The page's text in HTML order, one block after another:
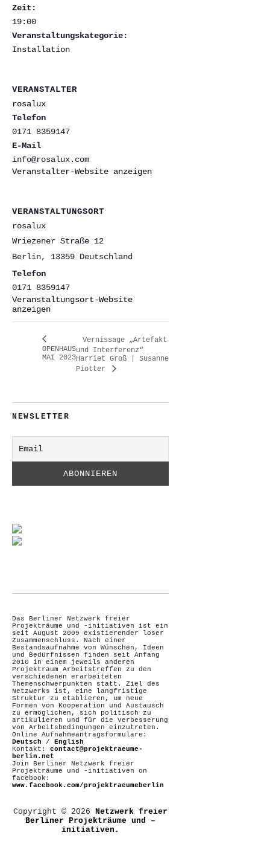
Zeit:
19:00
Veranstaltungskategorie:
Installation
VERANSTALTUNGSORT
rosalux
Wriezener Straße 12
Berlin, 13359 Deutschland
Telefon
0171 8359147
Veranstaltungsort-Website
anzeigen
VERANSTALTER
rosalux
Telefon
0171 8359147
E-Mail
info@rosalux.com
Veranstalter-Website anzeigen
OPENHAUS
MAI 2023
Vernissage „Artefakt
und Interferenz“
Harriet Groß | Susanne
Piotter
NEWSLETTER
Das Berliner Netzwerk freier
Projekträume und -initiativen ist ein
seit August 2009 existierender loser
Zusammenschluss. Nach einer
Bestandsaufnahme von Wünschen, Ideen
und Bedürfnissen finden seit Anfang
2010 in einem jeweils anderen
Projektraum Arbeitstreffen zu den
verschiedenen erarbeiteten
Themenschwerpunkten statt. Ziel des
Netzwerks ist, eine langfristige
Struktur zu etablieren, um neue
Formen von Kooperation und Austausch
zu ermöglichen, sich politisch zu
artikulieren und für die Verbesserung
von Arbeitsbedingungen einzutreten.
Online Aufnahmeantragsformulare:
Deutsch / English
Kontakt: contact@projektraeume-
berlin.net
Join Berliner Netzwerk freier
Projekträume und -initiativen on
facebook:
www.facebook.com/projektraeumeberlin
Copyright © 2026 Netzwerk freier
Berliner Projekträume und –
initiativen.